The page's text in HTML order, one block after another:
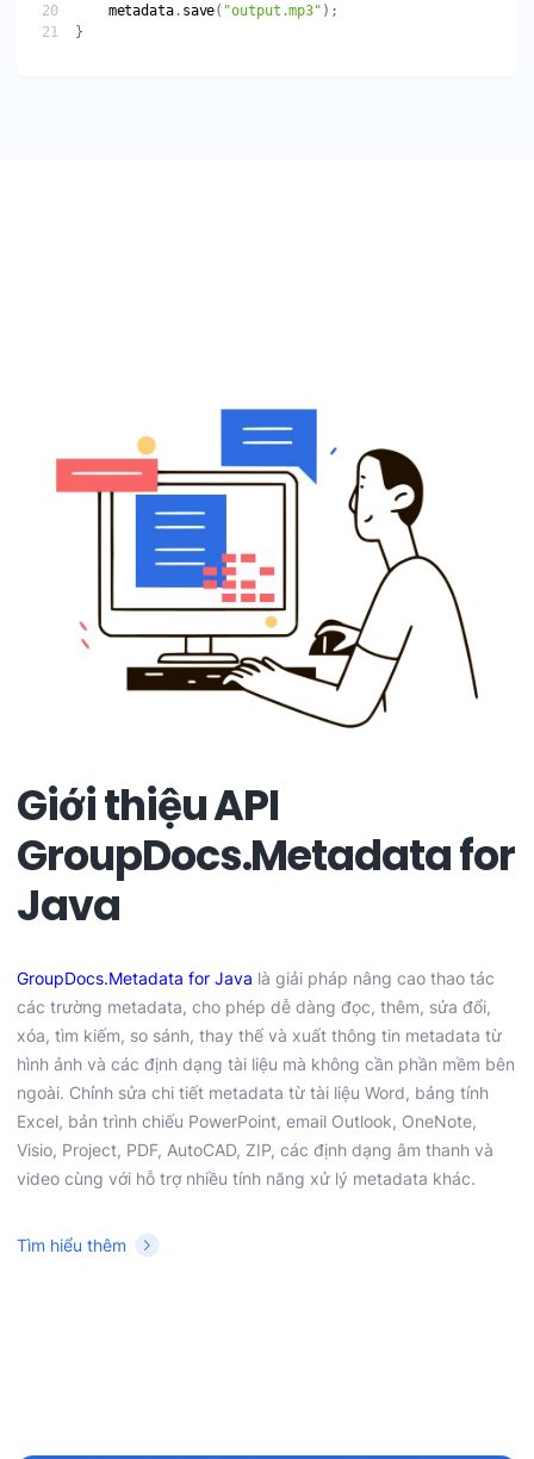
metadata. save( "output.mp3"
Giới thiệu API
GroupDocs.Metadata for
Java
GroupDocs.Metadata for Java là giải pháp nâng cao thao tác
các trường metadata, cho phép dễ dàng đọc, thêm, sửa đổi,
xóa, tìm kiếm, so sánh, thay thế và xuất thông tin metadata từ
hình ảnh và các định dạng tài liệu mà không cần phần mềm bên
ngoài. Chỉnh sửa chi tiết metadata từ tài liệu Word, bảng tính
Excel, bản trình chiếu PowerPoint, email Outlook, OneNote,
Visio, Project, PDF, AutoCAD, ZIP, các định dạng âm thanh và
video cùng với hỗ trợ nhiều tính năng xử lý metadata khác.
Tìm hiểu thêm